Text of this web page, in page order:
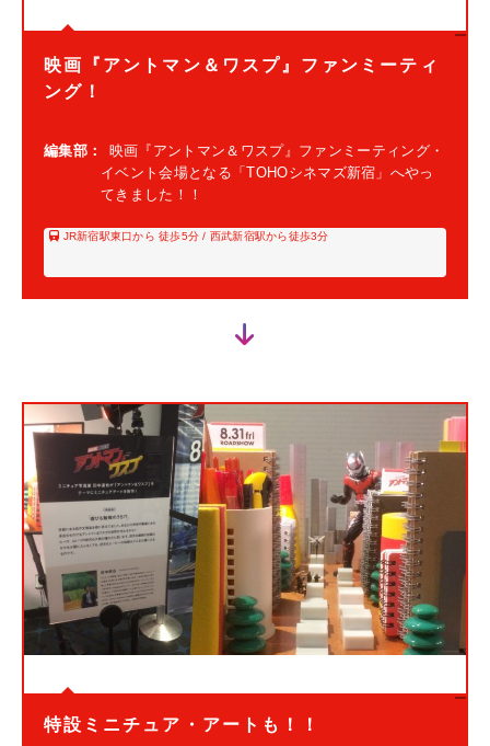
映画『アントマン＆ワスプ』ファンミーティ
ング！
編集部：
映画『アントマン＆ワスプ』ファンミーティング・
イベント会場となる「TOHOシネマズ新宿」へやっ
てきました！！
JR新宿駅東口から 徒歩5分 / 西武新宿駅から徒歩3分
特設ミニチュア・アートも！！